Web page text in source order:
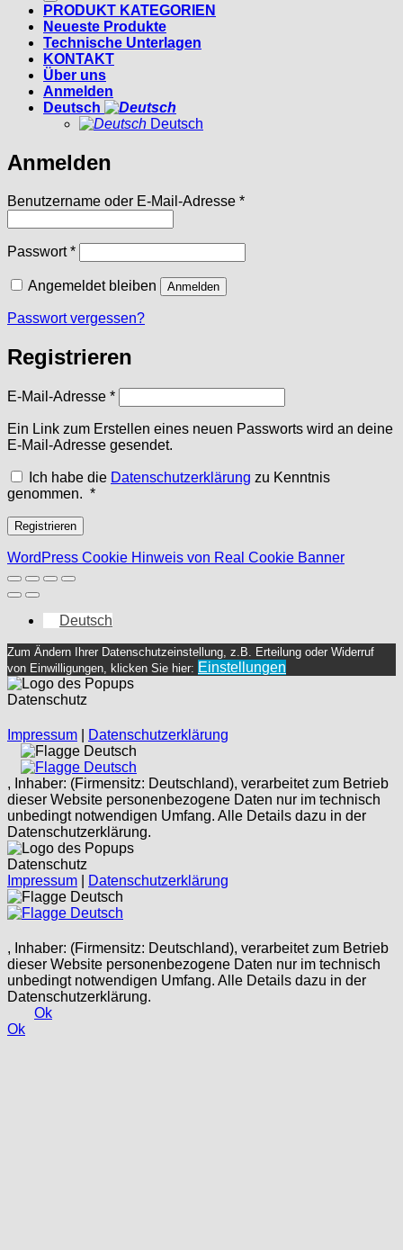
PRODUKT KATEGORIEN
Neueste Produkte
Technische Unterlagen
KONTAKT
Über uns
Anmelden
Deutsch
Deutsch
Anmelden
Benutzername oder E-Mail-Adresse *Erforderlich
Passwort*Erforderlich
Angemeldet bleiben Anmelden
Passwort vergessen?
Registrieren
E-Mail-Adresse *Erforderlich
Ein Link zum Erstellen eines neuen Passworts wird an deine
E-Mail-Adresse gesendet.
Ich habe die Datenschutzerklärung zu Kenntnis
genommen. *Erforderlich
Registrieren
WordPress Cookie Hinweis von Real Cookie Banner
Deutsch
Zum Ändern Ihrer Datenschutzeinstellung, z.B. Erteilung oder Widerruf
von Einwilligungen, klicken Sie hier: Einstellungen
Datenschutz
Impressum
Datenschutzerklärung
Deutsch
Deutsch
, Inhaber: (Firmensitz: Deutschland), verarbeitet zum Betrieb
dieser Website personenbezogene Daten nur im technisch
unbedingt notwendigen Umfang. Alle Details dazu in der
Datenschutzerklärung.
Datenschutz
Impressum
Datenschutzerklärung
Deutsch
Deutsch
, Inhaber: (Firmensitz: Deutschland), verarbeitet zum Betrieb
dieser Website personenbezogene Daten nur im technisch
unbedingt notwendigen Umfang. Alle Details dazu in der
Datenschutzerklärung.
Ok
Ok